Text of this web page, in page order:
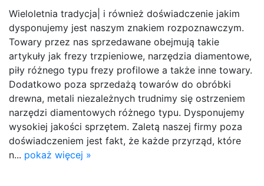
Wieloletnia tradycja| i również doświadczenie jakim
dysponujemy jest naszym znakiem rozpoznawczym.
Towary przez nas sprzedawane obejmują takie
artykuły jak frezy trzpieniowe, narzędzia diamentowe,
piły różnego typu frezy profilowe a także inne towary.
Dodatkowo poza sprzedażą towarów do obróbki
drewna, metali niezależnych trudnimy się ostrzeniem
narzędzi diamentowych różnego typu. Dysponujemy
wysokiej jakości sprzętem. Zaletą naszej firmy poza
doświadczeniem jest fakt, że każde przyrząd, które
n... pokaż więcej »